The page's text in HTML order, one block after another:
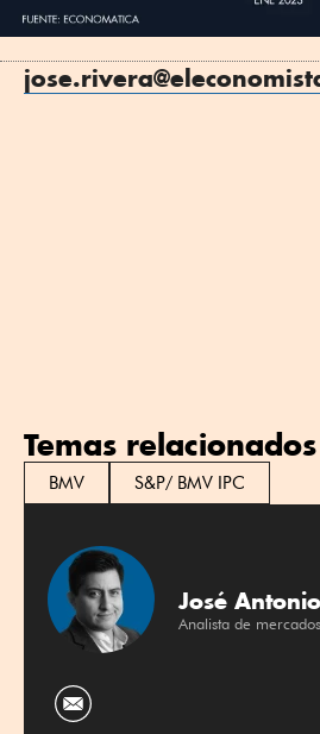
Temas relacionados
BMV S&P/ BMV IPC
José
Analista de mercados